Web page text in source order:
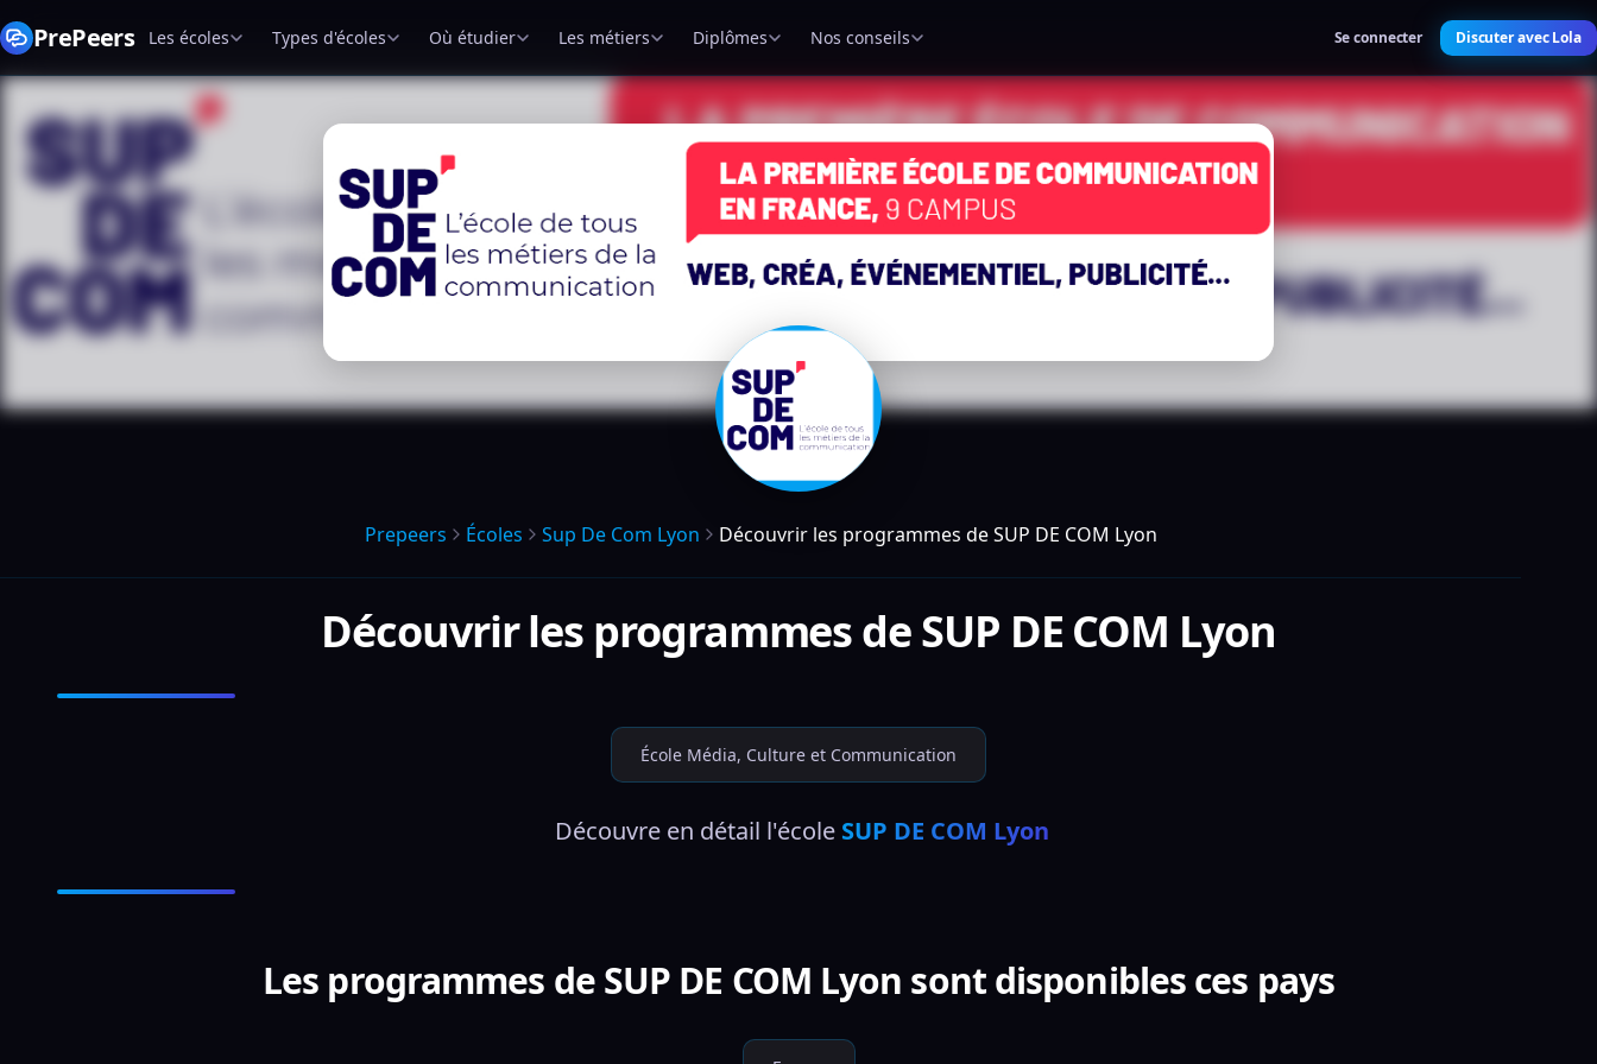
PrePeers Les écoles Types d'écoles Où étudier Les métiers Diplômes Nos conseils Se connecter Discuter avec Lola
Prepeers Écoles Sup De Com Lyon Découvrir les programmes de SUP DE COM Lyon
Découvrir les programmes deSUP DE COM Lyon
École Média, Culture et Communication
Découvre en détail l'école SUP DE COM Lyon
Les programmes de SUP DE COM Lyon sont disponibles ces pays